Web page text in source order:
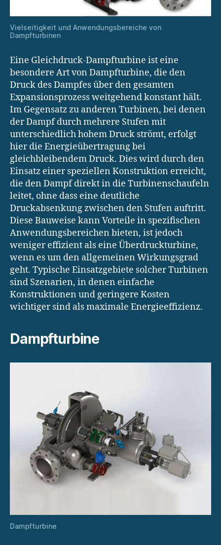
Vielseitigkeit und Anwendungsbereiche von
Dampfturbinen
Eine Gleichdruck-Dampfturbine ist eine
besondere Art von Dampfturbine, die den
Druck des Dampfes über den gesamten
Expansionsprozess weitgehend konstant hält.
Im Gegensatz zu anderen Turbinen, bei denen
der Dampf durch mehrere Stufen mit
unterschiedlich hohem Druck strömt, erfolgt
hier die Energieübertragung bei
gleichbleibendem Druck. Dies wird durch den
Einsatz einer speziellen Konstruktion erreicht,
die den Dampf direkt in die Turbinenschaufeln
leitet, ohne dass eine deutliche
Druckabsenkung zwischen den Stufen auftritt.
Diese Bauweise kann Vorteile in spezifischen
Anwendungsbereichen bieten, ist jedoch
weniger effizient als eine Überdruckturbine,
wenn es um den allgemeinen Wirkungsgrad
geht. Typische Einsatzgebiete solcher Turbinen
sind Szenarien, in denen einfache
Konstruktionen und geringere Kosten
wichtiger sind als maximale Energieeffizienz.
Dampfturbine
Dampfturbine